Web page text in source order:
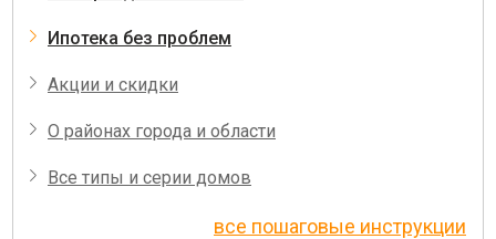
Ипотека без проблем
Акции и скидки
О районах города и области
Все типы и серии домов
все пошаговые инструкции